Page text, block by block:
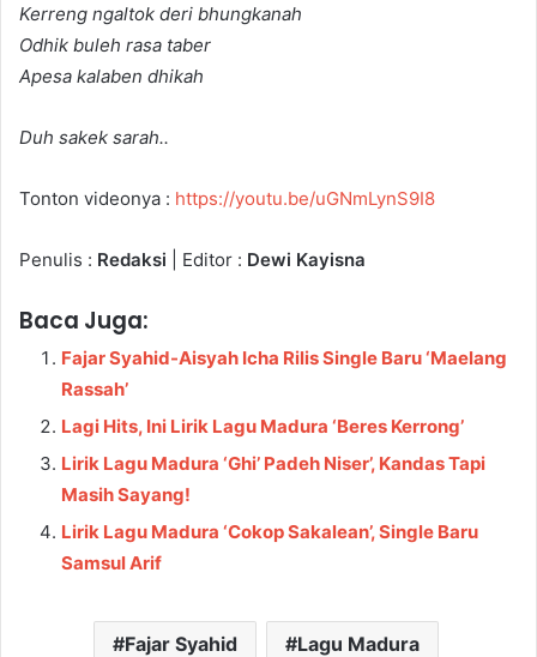
Kerreng ngaltok deri bhungkanah
Odhik buleh rasa taber
Apesa kalaben dhikah
Duh sakek sarah..
Tonton videonya : https://youtu.be/uGNmLynS9I8
Penulis : Redaksi | Editor : Dewi Kayisna
Baca Juga:
Fajar Syahid-Aisyah Icha Rilis Single Baru ‘Maelang
Rassah’
Lagi Hits, Ini Lirik Lagu Madura ‘Beres Kerrong’
Lirik Lagu Madura ‘Ghi’ Padeh Niser’, Kandas Tapi
Masih Sayang!
Lirik Lagu Madura ‘Cokop Sakalean’, Single Baru
Samsul Arif
Fajar Syahid Lagu Madura